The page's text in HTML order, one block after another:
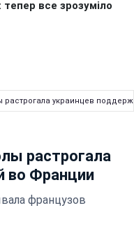
растрогала украинцев
растрогала
во Франции
французов